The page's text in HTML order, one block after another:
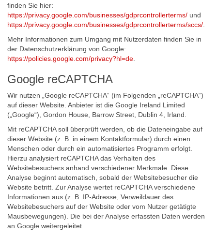
finden Sie hier:
https://privacy.google.com/businesses/gdprcontrollerterms/ und
https://privacy.google.com/businesses/gdprcontrollerterms/sccs/
Mehr Informationen zum Umgang mit Nutzerdaten finden Sie in
der Datenschutzerklärung von Google:
https://policies.google.com/privacy?hl=de
Google reCAPTCHA
Wir nutzen „Google reCAPTCHA“ (im Folgenden „reCAPTCHA“)
auf dieser Website. Anbieter ist die Google Ireland Limited
(„Google“), Gordon House, Barrow Street, Dublin 4, Irland.
Mit reCAPTCHA soll überprüft werden, ob die Dateneingabe auf
dieser Website (z. B. in einem Kontaktformular) durch einen
Menschen oder durch ein automatisiertes Programm erfolgt.
Hierzu analysiert reCAPTCHA das Verhalten des
Websitebesuchers anhand verschiedener Merkmale. Diese
Analyse beginnt automatisch, sobald der Websitebesucher die
Website betritt. Zur Analyse wertet reCAPTCHA verschiedene
Informationen aus (z. B. IP-Adresse, Verweildauer des
Websitebesuchers auf der Website oder vom Nutzer getätigte
Mausbewegungen). Die bei der Analyse erfassten Daten werden
an Google weitergeleitet.